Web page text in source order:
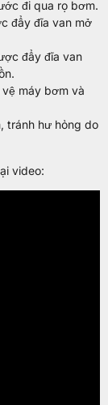
đi qua rọ bơm.
đẩy đĩa van mở
đẩy đĩa van
máy bơm và
tránh hư hỏng do
video: